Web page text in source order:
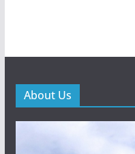
About Us